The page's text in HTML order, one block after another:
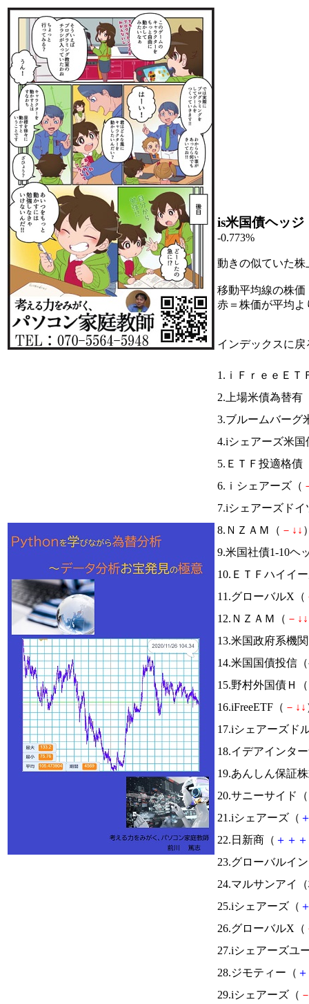
is米国債ヘッジ
-0.773%
動きの似ていた
移動平均線の株価
赤＝株価が平均
インデックスに戻
1.ｉＦｒｅｅＥＴ
2.上場米債為替有
3.ブルームバーグ
4.iシェアーズ米国
5.ＥＴＦ投適格債
6.ｉシェアーズ（
7.iシェアーズド
8.ＮＺＡＭ（ － ↓ ↓
9.米国社債1-10ヘ
10.ＥＴＦハイイ
11.グローバルX（
12.ＮＺＡＭ（ － ↓ ↓
13.米国政府系機
14.米国国債投信
15.野村外国債Ｈ（
16.iFreeETF（ － ↓ ↓
17.iシェアーズド
18.イデアインタ
19.あんしん保証
20.サニーサイド（
21.iシェアーズ（
22.日新商（ ＋ ＋ ＋
23.グローバルイ
24.マルサンアイ
25.iシェアーズ（
26.グローバルX（
27.iシェアーズユ
28.ジモティー（ ＋
29.iシェアーズ（